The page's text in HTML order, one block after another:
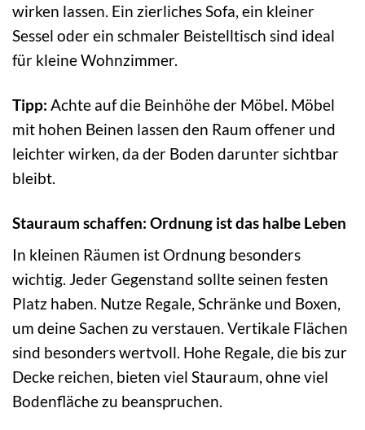
wirken lassen. Ein zierliches Sofa, ein kleiner
Sessel oder ein schmaler Beistelltisch sind ideal
für kleine Wohnzimmer.
Tipp: Achte auf die Beinhöhe der Möbel. Möbel
mit hohen Beinen lassen den Raum offener und
leichter wirken, da der Boden darunter sichtbar
bleibt.
Stauraum schaffen: Ordnung ist das halbe Leben
In kleinen Räumen ist Ordnung besonders
wichtig. Jeder Gegenstand sollte seinen festen
Platz haben. Nutze Regale, Schränke und Boxen,
um deine Sachen zu verstauen. Vertikale Flächen
sind besonders wertvoll. Hohe Regale, die bis zur
Decke reichen, bieten viel Stauraum, ohne viel
Bodenfläche zu beanspruchen.